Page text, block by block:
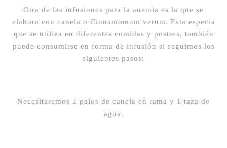
Otra de las infusiones para la anemia es la que se
elabora con canela o Cinnamomum verum. Esta especia
que se utiliza en diferentes comidas y postres, también
puede consumirse en forma de infusión si seguimos los
siguientes pasos:
Necesitaremos 2 palos de canela en rama y 1 taza de
agua.